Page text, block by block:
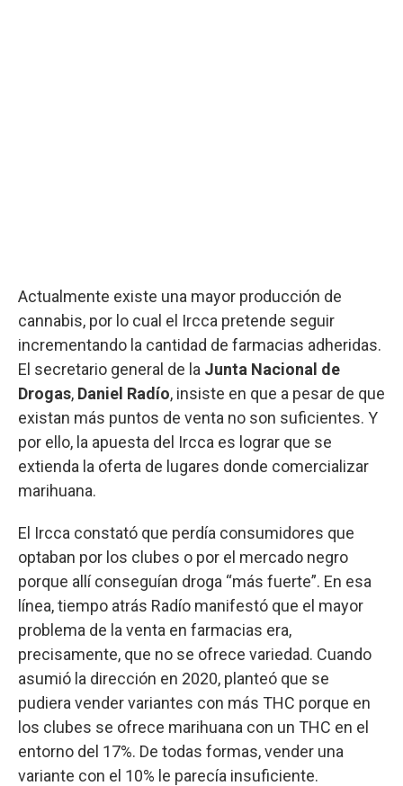
Actualmente existe una mayor producción de
cannabis, por lo cual el Ircca pretende seguir
incrementando la cantidad de farmacias adheridas.
El secretario general de la Junta Nacional de
Drogas, Daniel Radío, insiste en que a pesar de que
existan más puntos de venta no son suficientes. Y
por ello, la apuesta del Ircca es lograr que se
extienda la oferta de lugares donde comercializar
marihuana.
El Ircca constató que perdía consumidores que
optaban por los clubes o por el mercado negro
porque allí conseguían droga “más fuerte”. En esa
línea, tiempo atrás Radío manifestó que el mayor
problema de la venta en farmacias era,
precisamente, que no se ofrece variedad. Cuando
asumió la dirección en 2020, planteó que se
pudiera vender variantes con más THC porque en
los clubes se ofrece marihuana con un THC en el
entorno del 17%. De todas formas, vender una
variante con el 10% le parecía insuficiente.